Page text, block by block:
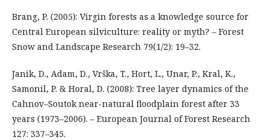
Brang, P. (2005): Virgin forests as a knowledge source for
Central European silviculture: reality or myth? – Forest
Snow and Landscape Research 79(1/2): 19–32.
Janik, D., Adam, D., Vrška, T., Hort, L., Unar, P., Kral, K.,
Samonil, P. & Horal, D. (2008): Tree layer dynamics of the
Cahnov–Soutok near-natural floodplain forest after 33
years (1973–2006). – European Journal of Forest Research
127: 337–345.